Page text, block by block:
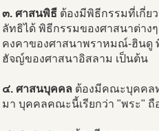
๓. ศาสนพิธี ต้องมีพิธีกรรมที่เกี่ย
ลัทธิได้ พิธีกรรมของศาสนาต่าง
คงคาของศาสนาพราหมณ์-ฮินดู
ฮัจญ์ของศาสนาอิสลาม เป็นต้น
๔. ศาสนบุคคล ต้องมีคณะบุคคล
มา บุคคลคณะนี้เรียกว่า "พระ" ถื